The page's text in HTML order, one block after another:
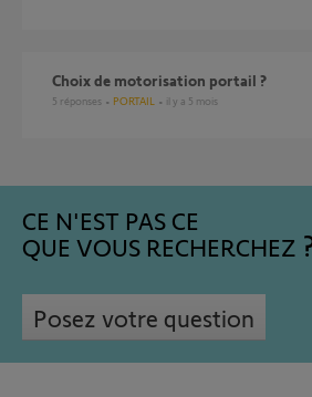
Choix de motorisation portail ?
5 réponses PORTAIL il y a 5 mois
CE N'EST PAS CE
QUE VOUS RECHERCHEZ
Posez votre question